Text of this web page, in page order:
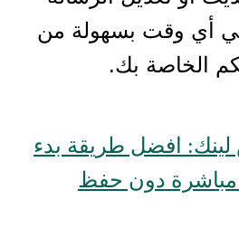
أي وقت بسهولة من
الخاصة بك.
افضل طريقة بدء
مباشرة دون حفظ